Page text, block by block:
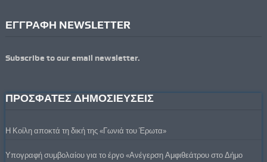
ΕΓΓΡΑΦΗ NEWSLETTER
Subscribe to our email newsletter.
ΠΡΟΣΦΑΤΕΣ ΔΗΜΟΣΙΕΥΣΕΙΣ
Η Κοίλη αποκτά τη δική της «Γωνιά του Έρωτα»
Υπογραφή συμβολαίου για το έργο «Ανέγερση Αμφιθεάτρου στο Δήμο